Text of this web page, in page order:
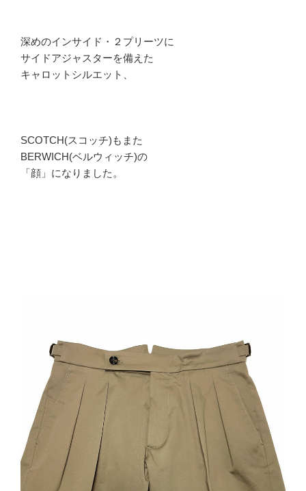
深めのインサイド・２プリーツに
サイドアジャスターを備えた
キャロットシルエット、
SCOTCH(スコッチ)もまた
BERWICH(ベルウィッチ)の
「顔」になりました。